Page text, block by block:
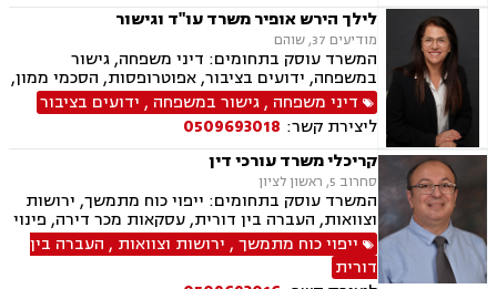
לילך הירש אופיר משרד עו"ד וגישור
מודיעים 37, שוהם
המשרד עוסק בתחומים: דיני משפחה, גישור
במשפחה, ידועים בציבור, אפוטרופסות, הסכמי ממון,
מזונות, משמורת, גירושין, נישואים אזרחיים, חלוקת
רכוש, מעמד אישי, תיאום הורי, זמני שהות, ניכור
הורי, ירושות וצוואות, ייפוי כוח מתמשך, לשון הרע,
דיני עבודה
דיני משפחה ,גישור במשפחה , ידועים בציבור
ליצירת קשר: 0509693018
קריכלי משרד עורכי דין
סחרוב 5, ראשון לציון
המשרד עוסק בתחומים: ייפוי כוח מתמשך, ירושות
וצוואות, העברה בין דורית, עסקאות מכר דירה, פינוי
מושכר, דיני עבודה.
ייפוי כוח מתמשך, ירושות וצוואות , העברה בין
דורית